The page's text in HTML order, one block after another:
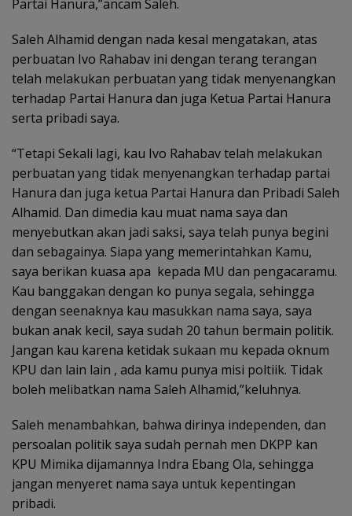
Partai Hanura,”ancam Saleh.
Saleh Alhamid dengan nada kesal mengatakan, atas
perbuatan Ivo Rahabav ini dengan terang terangan
telah melakukan perbuatan yang tidak menyenangkan
terhadap Partai Hanura dan juga Ketua Partai Hanura
serta pribadi saya.
“Tetapi Sekali lagi, kau Ivo Rahabav telah melakukan
perbuatan yang tidak menyenangkan terhadap partai
Hanura dan juga ketua Partai Hanura dan Pribadi Saleh
Alhamid. Dan dimedia kau muat nama saya dan
menyebutkan akan jadi saksi, saya telah punya begini
dan sebagainya. Siapa yang memerintahkan Kamu,
saya berikan kuasa apa kepada MU dan pengacaramu.
Kau banggakan dengan ko punya segala, sehingga
dengan seenaknya kau masukkan nama saya, saya
bukan anak kecil, saya sudah 20 tahun bermain politik.
Jangan kau karena ketidak sukaan mu kepada oknum
KPU dan lain lain , ada kamu punya misi poltiik. Tidak
boleh melibatkan nama Saleh Alhamid,”keluhnya.
Saleh menambahkan, bahwa dirinya independen, dan
persoalan politik saya sudah pernah men DKPP kan
KPU Mimika dijamannya Indra Ebang Ola, sehingga
jangan menyeret nama saya untuk kepentingan
pribadi.